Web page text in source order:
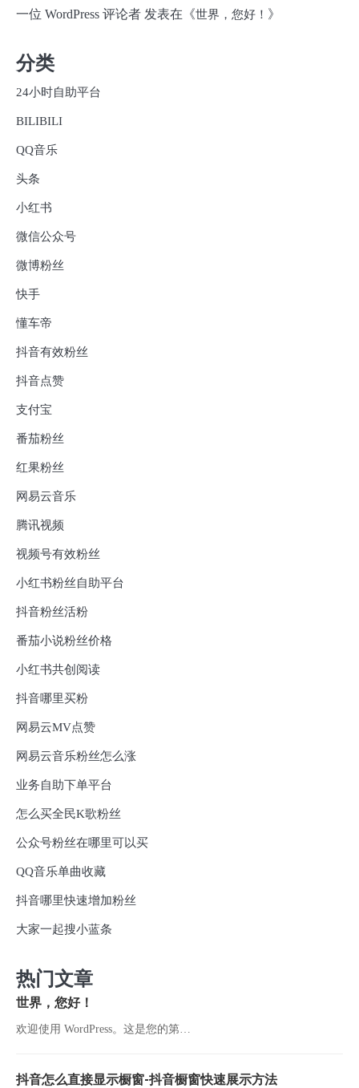
一位 WordPress 评论者 发表在《世界，您好！ 》
分类
24小时自助平台
BILIBILI
QQ音乐
头条
小红书
微信公众号
微博粉丝
快手
懂车帝
抖音有效粉丝
抖音点赞
支付宝
番茄粉丝
红果粉丝
网易云音乐
腾讯视频
视频号有效粉丝
小红书粉丝自助平台
抖音粉丝活粉
番茄小说粉丝价格
小红书共创阅读
抖音哪里买粉
网易云MV点赞
网易云音乐粉丝怎么涨
业务自助下单平台
怎么买全民K歌粉丝
公众号粉丝在哪里可以买
QQ音乐单曲收藏
抖音哪里快速增加粉丝
大家一起搜小蓝条
热门文章
世界，您好！
欢迎使用 WordPress。这是您的第…
抖音怎么直接显示橱窗-抖音橱窗快速展示方法